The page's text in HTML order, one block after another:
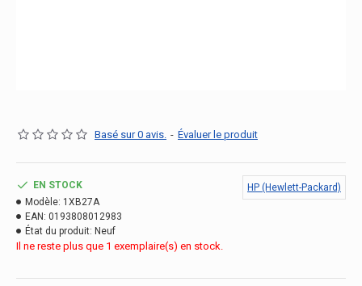
Basé sur 0 avis. - Évaluer le produit
EN STOCK
Modèle: 1XB27A
EAN: 0193808012983
État du produit: Neuf
HP (Hewlett-Packard)
Il ne reste plus que 1 exemplaire(s) en stock.